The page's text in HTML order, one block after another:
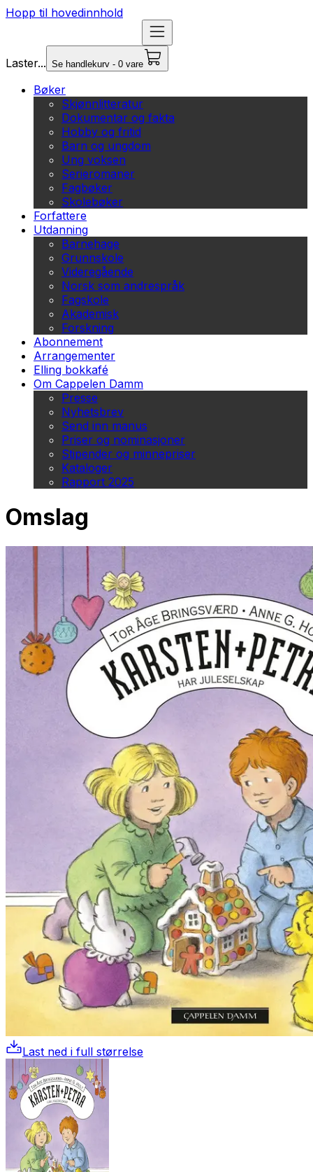
Hopp til hovedinnhold
Laster... Se handlekurv - 0 vare
Bøker
Skjønnlitteratur
Dokumentar og fakta
Hobby og fritid
Barn og ungdom
Ung voksen
Serieromaner
Fagbøker
Skolebøker
Forfattere
Utdanning
Barnehage
Grunnskole
Videregående
Norsk som andrespråk
Fagskole
Akademisk
Forskning
Abonnement
Arrangementer
Elling bokkafé
Om Cappelen Damm
Presse
Nyhetsbrev
Send inn manus
Priser og nominasjoner
Stipender og minnepriser
Kataloger
Rapport 2025
Omslag
Last ned i full størrelse